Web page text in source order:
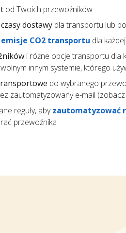
od Twoich przewoźników
czasy dostawy dla transportu lub
emisje CO2 transportu dla
i różne opcje transportu dla
innym systemie, którego
do wybranego
zautomatyzowany e-mail (zobacz
reguły, abyzautomatyzować
przewoźnika